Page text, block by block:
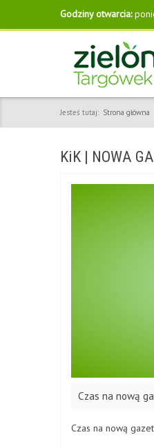
Godziny otwarcia:
Jesteś tutaj: Strona główna
KiK | NOWA
Czas na nową
Czas na nową